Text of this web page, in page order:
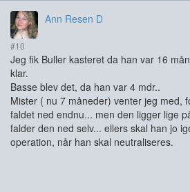
Ann Resen D
#10
Jeg fik Buller kasteret da han var 16
klar.
Basse blev det, da han var 4 mdr..
Mister ( nu 7 måneder) venter jeg med,
faldet ned endnu... men den ligger lige
falder den ned selv... ellers skal han jo
operation, når han skal neutraliseres.